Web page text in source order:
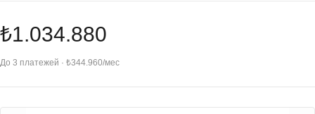
₺1.034.880
До 3 платежей · ₺344.960/мес